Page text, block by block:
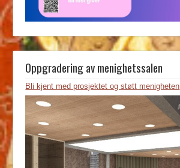
Oppgradering av menighetssalen
Bli kjent med prosjektet og støtt menigheten